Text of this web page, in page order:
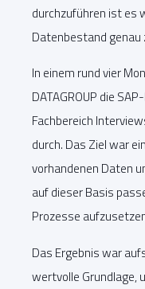
durchzuführen ist es
Datenbestand genau
In einem rund vier
DATAGROUP die
Fachbereich
durch. Das Ziel war
vorhandenen Daten
auf dieser Basis
Prozesse
Das Ergebnis war
wertvolle Grundlage,